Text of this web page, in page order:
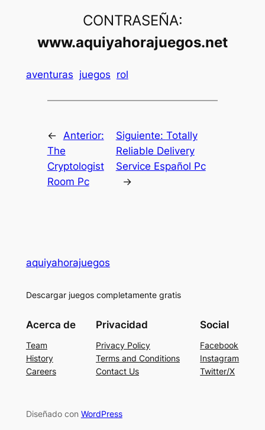
CONTRASEÑA:
www.aquiyahorajuegos.net
aventuras juegos rol
← Anterior:
The
Cryptologist
Room Pc
Siguiente: Totally
Reliable Delivery
Service Español Pc
→
aquiyahorajuegos
Descargar juegos completamente gratis
Acerca de
Team
History
Careers
Privacidad
Privacy Policy
Terms and Conditions
Contact Us
Social
Facebook
Instagram
Twitter/X
Diseñado con WordPress